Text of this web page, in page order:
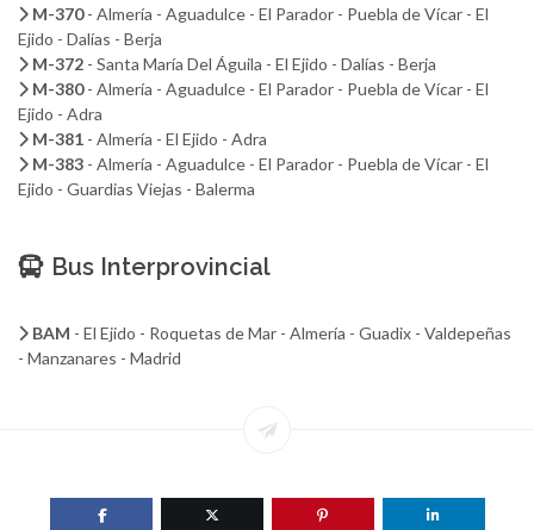
M-370- Almería - Aguadulce - El Parador - Puebla de Vícar - El
Ejido - Dalías - Berja
M-372 - Santa María Del Águila - El Ejido - Dalías - Berja
M-380- Almería - Aguadulce - El Parador - Puebla de Vícar - El
Ejido - Adra
M-381 - Almería - El Ejido - Adra
M-383 - Almería - Aguadulce - El Parador - Puebla de Vícar - El
Ejido - Guardias Viejas - Balerma
Bus Interprovincial
BAM - El Ejido - Roquetas de Mar - Almería - Guadix - Valdepeñas
- Manzanares - Madrid